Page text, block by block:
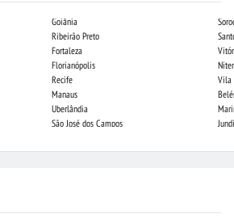
Goiânia
Ribeirão Preto
Fortaleza
Florianópolis
Recife
Manaus
Uberlândia
São José dos Campos
Vila